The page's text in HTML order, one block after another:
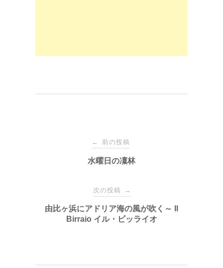
ビ
← 前の投稿
水曜日の凜林
次の投稿 →
由比ヶ浜にアドリア海の風が吹く～ Il
Birraio イル・ビッライオ